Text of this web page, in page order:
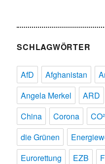
SCHLAGWÖRTER
AfD Afghanistan
Angela Merkel
ARD
China
Corona CO²
die Grünen
Eurorettung
EZB